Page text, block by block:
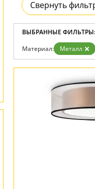
Свернуть
ВЫБРАННЫЕ ФИЛЬТРЫ:
Материал: Металл